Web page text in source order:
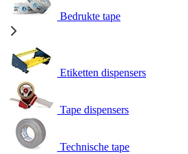
Bedrukte tape
Etiketten dispensers
Tape dispensers
Technische tape